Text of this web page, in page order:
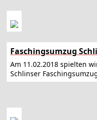
Faschingsumzug
Am 11.02.2018 spielten
Schlinser